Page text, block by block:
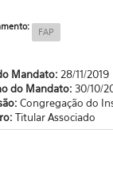
FAP
Mandato: 28/11/2019
do Mandato: 30/10/
Congregação do
Titular Associado